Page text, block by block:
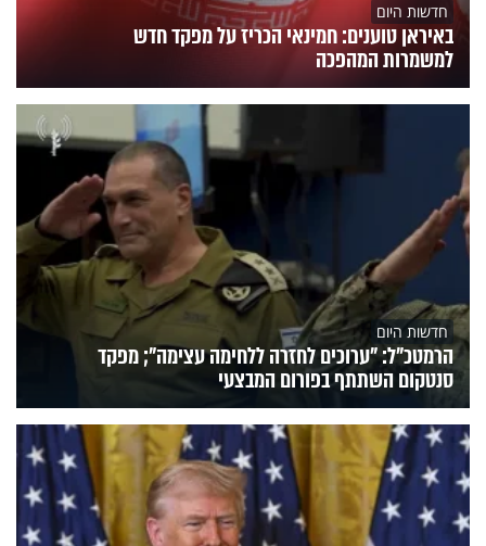
חדשות היום
באיראן טוענים: חמינאי הכריז על מפקד חדש
למשמרות המהפכה
חדשות היום
הרמטכ״ל: "ערוכים לחזרה ללחימה עצימה"; מפקד
סנטקום השתתף בפורום המבצעי